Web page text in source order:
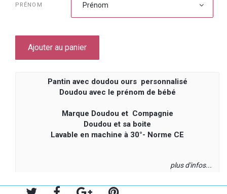
PRÉNOM Prénom
Ajouter au panier
Pantin avec doudou ours personnalisé
Doudou avec le prénom de bébé
Marque Doudou et Compagnie
Doudou et sa boite
Lavable en machine à 30°- Norme CE
plus d'infos...